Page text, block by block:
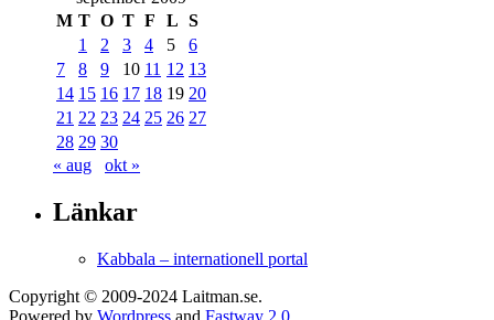
M T O T F L S
1
2 3 4 5
6
7
8 9 10 11 12 13
14 15 16 17 18 19 20
21 22 23 24 25 26 27
28 29 30
« aug
okt »
Länkar
Kabbala – internationell portal
Copyright © 2009-2024 Laitman.se.
Powered by Wordpress and Fastway 2.0